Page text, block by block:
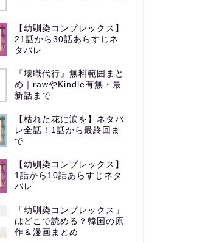
【幼馴染コンプレックス】
21話から30話あらすじネ
タバレ
『壊職代行』無料範囲まと
め｜rawやKindle有無・最
新話まで
【枯れた花に涙を】ネタバ
レ全話！1話から最終回ま
で
【幼馴染コンプレックス】
1話から10話あらすじネタ
バレ
「幼馴染コンプレックス」
はどこで読める？韓国の原
作＆漫画まとめ